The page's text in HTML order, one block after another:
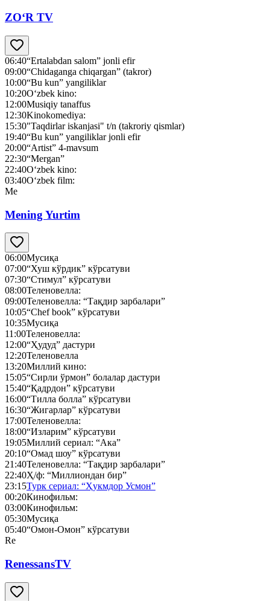
ZO‘R TV
06:40“Ertalabdan salom” jonli efir
09:00“Chidaganga chiqargan” (takror)
10:00“Bu kun” yangiliklar
10:20O‘zbek kino:
12:00Musiqiy tanaffus
12:30Kinokomediya:
15:30"Taqdirlar iskanjasi" t/n (takroriy qismlar)
19:40“Bu kun” yangiliklar jonli efir
20:00“Artist” 4-mavsum
22:30“Mergan”
22:40O‘zbek kino:
03:40O‘zbek film:
Me
Mening Yurtim
06:00Мусиқа
07:00“Хуш кўрдик” кўрсатуви
07:30“Стимул” кўрсатуви
08:00Теленовелла:
09:00Теленовелла: “Тақдир зарбалари”
10:05“Chef book” кўрсатуви
10:35Мусиқа
11:00Теленовелла:
12:00“Ҳудуд” дастури
12:20Теленовелла
13:20Миллий кино:
15:05“Сирли ўрмон” болалар дастури
15:40“Қадрдон” кўрсатуви
16:00“Тилла болла” кўрсатуви
16:30“Жигарлар” кўрсатуви
17:00Теленовелла:
18:00“Изларим” кўрсатуви
19:05Миллий сериал: “Ака”
20:10“Омад шоу” кўрсатуви
21:40Теленовелла: “Тақдир зарбалари”
22:40Ҳ/ф: “Миллиондан бир”
23:15Турк сериал: “Ҳукмдор Усмон”
00:20Кинофильм:
03:00Кинофильм:
05:30Мусиқа
05:40“Омон-Омон” кўрсатуви
Re
RenessansTV